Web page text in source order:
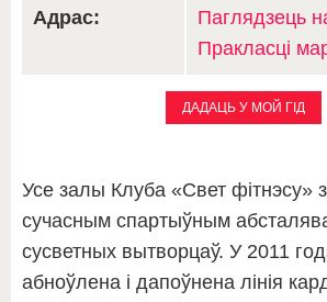
Адрас:
Паглядзець
Пракласці
ДАДАЦЬ У МОЙ ГІД
Усе залы Клуба «Свет фітнэсу»
сучасным спартыўным
сусветных вытворцаў. У 2011
абноўлена і дапоўнена лінія